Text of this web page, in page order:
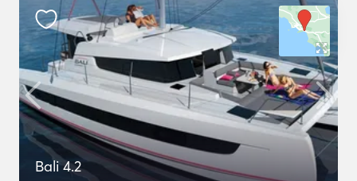
Bali 4.2